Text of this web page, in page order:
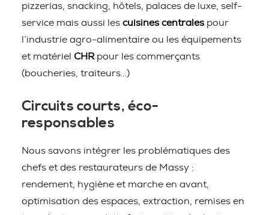
pizzerias, snacking, hôtels, palaces de luxe, self-
service mais aussi les cuisines centrales pour
l’industrie agro-alimentaire ou les équipements
et matériel CHR pour les commerçants
(boucheries, traiteurs…)
Circuits courts, éco-
responsables
Nous savons intégrer les problématiques des
chefs et des restaurateurs de Massy :
rendement, hygiène et marche en avant,
optimisation des espaces, extraction, remises en